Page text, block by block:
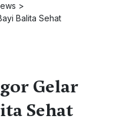
>
Balita Sehat
Gelar
Sehat